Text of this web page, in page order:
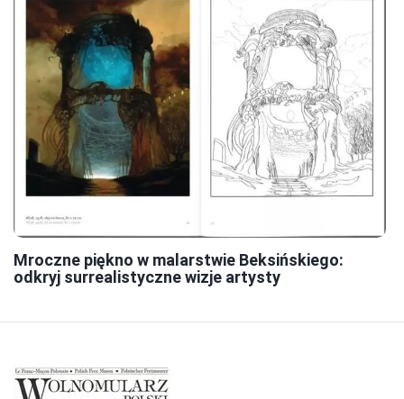
Mroczne piękno w malarstwie Beksińskiego:
odkryj surrealistyczne wizje artysty